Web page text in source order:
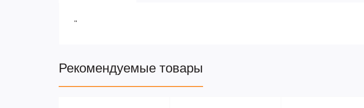
''
Рекомендуемые товары